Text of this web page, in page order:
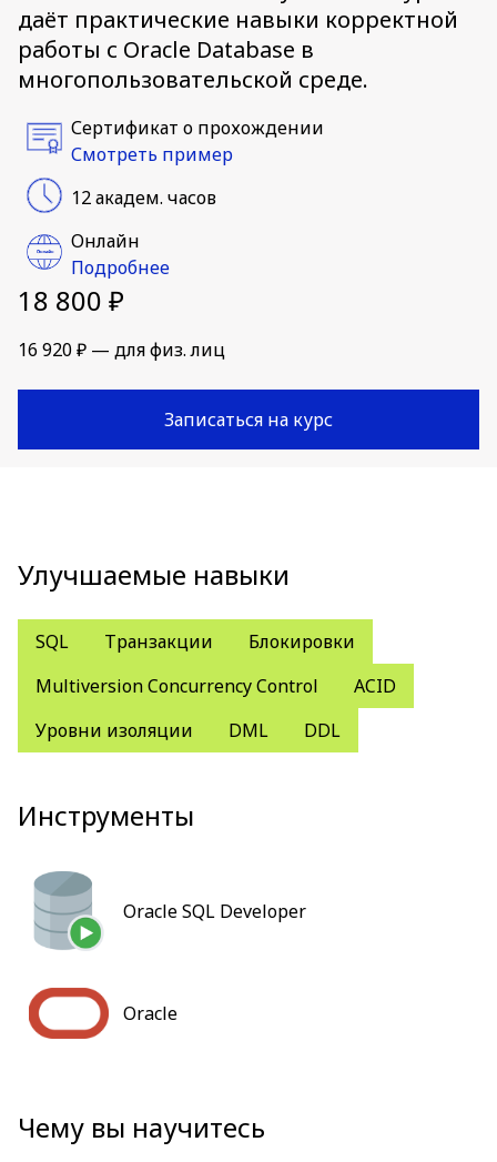
даёт практические навыки корректной
работы с Oracle Database в
многопользовательской среде.
Сертификат о прохождении
Смотреть пример
12 академ. часов
Онлайн
Подробнее
18 800 ₽
16 920 ₽ — для физ. лиц
Записаться на курс
Улучшаемые навыки
SQL Транзакции
Блокировки
Multiversion Concurrency Control
ACID
Уровни изоляции
DML DDL
Инструменты
Oracle SQL Developer
Oracle
Чему вы научитесь